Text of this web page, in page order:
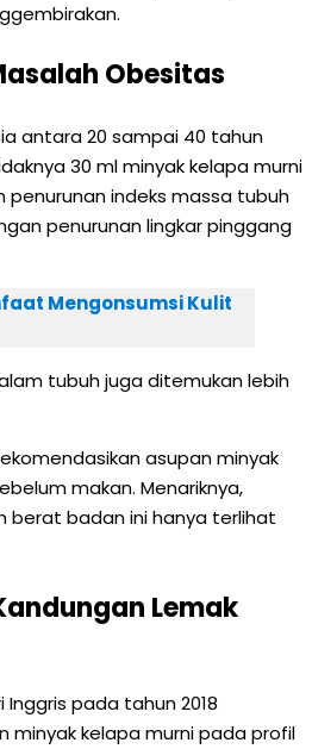
Obesitas
antara 20 sampai 40 tahun
30 ml minyak kelapa murni
penurunan indeks massa tubuh
penurunan lingkar pinggang
Mengonsumsi Kulit
tubuh juga ditemukan lebih
asupan minyak
makan. Menariknya,
berat badan ini hanya terlihat
Lemak
pada tahun 2018
minyak kelapa murni pada profil